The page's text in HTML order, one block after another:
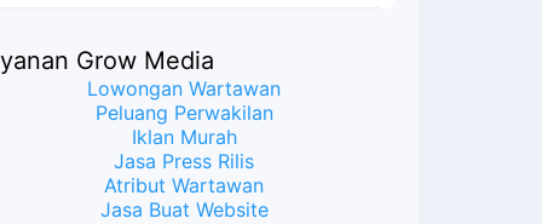
Grow Media
Lowongan Wartawan
Peluang Perwakilan
Iklan Murah
Jasa Press Rilis
Atribut Wartawan
Jasa Buat Website